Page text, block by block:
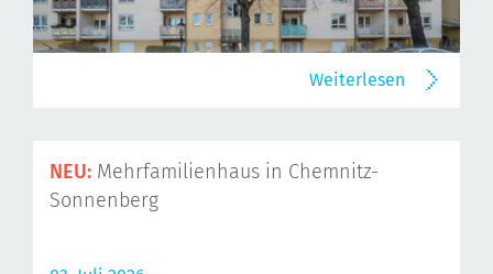
Weiterlesen
NEU: Mehrfamilienhaus in Chemnitz-
Sonnenberg